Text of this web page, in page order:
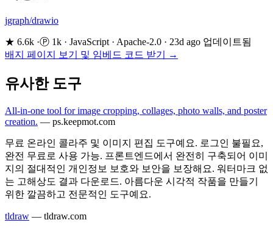
jgraph/drawio
★ 6.6k ·Ⓟ 1k · JavaScript · Apache-2.0 · 23d ago 업데이트됨
배지 페이지 보기 및 임베드 코드 받기 →
유사한 도구
All-in-one tool for image cropping, collages, photo walls, and poster
creation. — ps.keepmot.com
무료 온라인 콜라주 및 이미지 편집 도구예요. 로그인 불필요,
완전 무료로 사용 가능. 프론트엔드에서 완전히 구축되어 이미
지의 절대적인 개인정보 보호와 보안을 보장해요. 워터마크 없
는 고해상도 결과 다운로드. 아름다운 시각적 작품을 만들기
위한 깔끔하고 전문적인 도구예요.
tldraw — tldraw.com